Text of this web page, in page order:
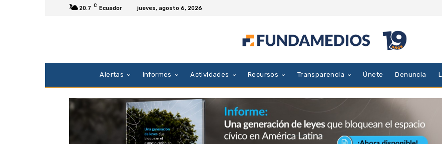
20.7 C Ecuador jueves, agosto 6, 2026
Alertas Informes Actividades Recursos Transparencia Únete Denuncia